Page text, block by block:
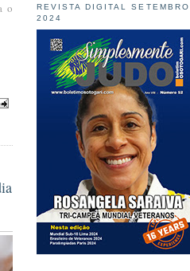
o
REVISTA DIGITAL SETEMBRO
2024